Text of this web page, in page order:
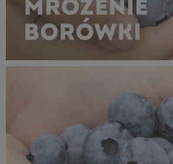
MROŻENIE_borówka_1080x1080_12.jpg